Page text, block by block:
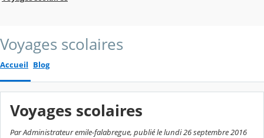
Voyages scolaires
Accueil Blog
Voyages scolaires
Par Administrateur emile-falabregue, publié le lundi 26 septembre 2016